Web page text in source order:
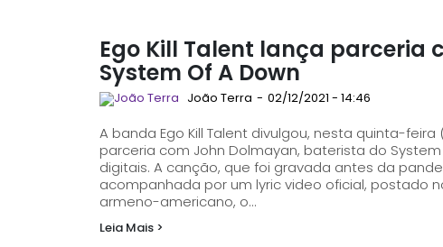
Ego Kill Talent lança parceria
System Of A Down
João Terra - 02/12/2021 - 14:46
A banda Ego Kill Talent divulgou, nesta quinta-feira
parceria com John Dolmayan, baterista do
digitais. A canção, que foi gravada antes da
acompanhada por um lyric video oficial, postado no YouTube. Sobre
armeno-americano, o...
Leia Mais >